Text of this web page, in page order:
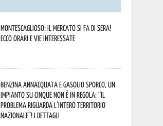
Montescaglioso: il mercato si fa di sera!
Ecco orari e vie interessate
Benzina annacquata e gasolio sporco, un
impianto su cinque non è in regola: “il
problema riguarda l’intero territorio
Nazionale”! I dettagli